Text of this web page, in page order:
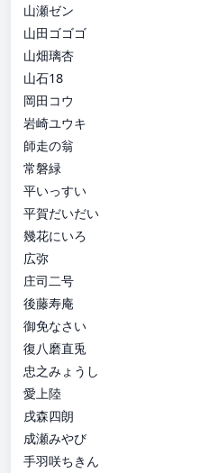
山瀬ゼン
山田ゴゴゴ
山畑璃杏
山石18
岡田コウ
岩崎ユウキ
師走の翁
常磐緑
平いっすい
平賀だいだい
幾花にいろ
広弥
庄司二号
後藤寿庵
御免なさい
復八磨直兎
忠之みょうし
愛上陸
戌森四朗
成瀬みやび
手羽咲ちきん